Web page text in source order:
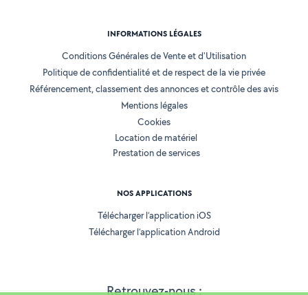
Retrouvez-nous :
INFORMATIONS LÉGALES
Conditions Générales de Vente et d'Utilisation
Politique de confidentialité et de respect de la vie privée
Référencement, classement des annonces et contrôle des avis
Mentions légales
Cookies
Location de matériel
Prestation de services
NOS APPLICATIONS
Télécharger l’application iOS
Télécharger l’application Android